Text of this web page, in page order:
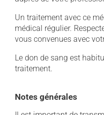
Un traitement avec ce
médical régulier.
vous convenues avec
Le don de sang est
traitement.
Notes générales